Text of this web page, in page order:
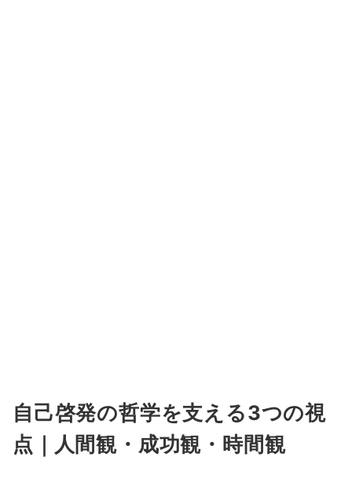
自己啓発の哲学を支える3つの視
点｜人間観・成功観・時間観